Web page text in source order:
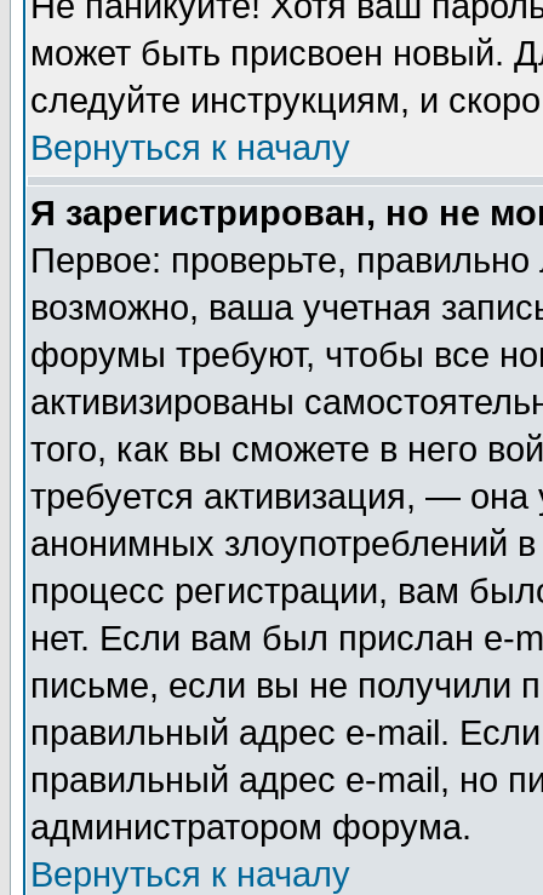
может быть присвоен новый.
следуйте инструкциям, и
Вернуться к началу
Я зарегистрирован, но не
Первое: проверьте,
возможно, ваша учетная
форумы требуют, чтобы все
активизированы
того, как вы сможете в него
требуется активизация, —
анонимных злоупотреблений
процесс регистрации, вам
нет. Если вам был прислан e-
письме, если вы не получили
правильный адрес e-mail.
правильный адрес e-mail, но
администратором форума.
Вернуться к началу